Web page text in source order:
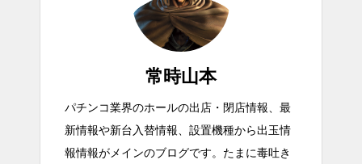
常時山本
パチンコ業界のホールの出店・閉店情報、最
新情報や新台入替情報、設置機種から出玉情
報情報がメインのブログです。たまに毒吐き